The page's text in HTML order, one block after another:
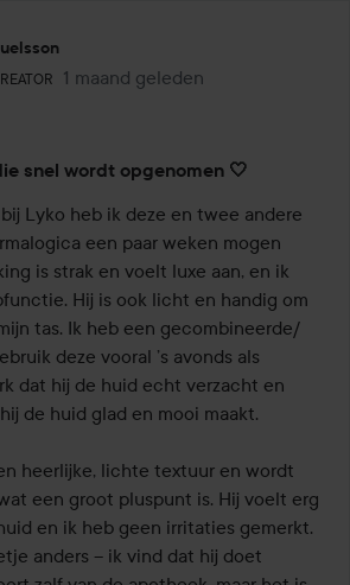
de gebruiker: Lyko Creator.
1 maand geleden
Het bericht is gemaakt 1 maand
snel wordt opgenomen 🤍
Lyko heb ik deze en twee andere
een paar weken mogen
is strak en voelt luxe aan, en ik
Hij is ook licht en handig om
tas. Ik heb een gecombineerde/
deze vooral ’s avonds als
dat hij de huid echt verzacht en
de huid glad en mooi maakt.
heerlijke, lichte textuur en wordt
een groot pluspunt is. Hij voelt erg
en ik heb geen irritaties gemerkt.
anders – ik vind dat hij doet